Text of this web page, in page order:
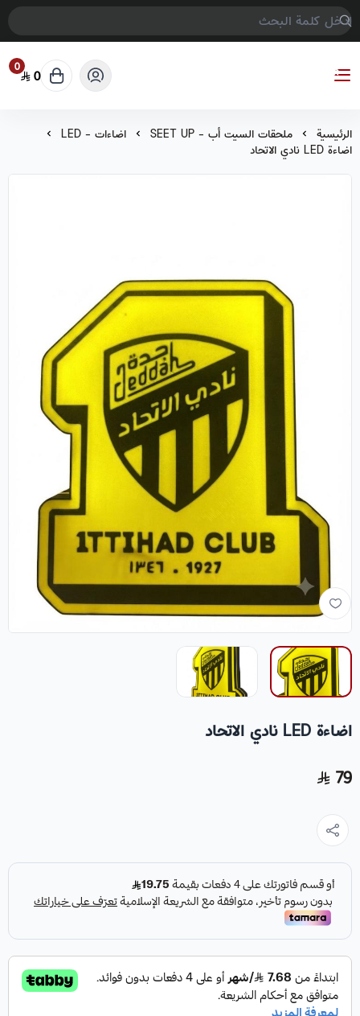
COMPTER GAMES
0 0
الرئيسية ملحقات السيت أب - SEET UP اضاءات - LED
اضاءة LED نادي الاتحاد
اضاءة LED نادي الاتحاد
79